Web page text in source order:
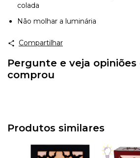
colada
Não molhar a luminária
Compartilhar
Pergunte e veja opiniões
comprou
Produtos similares